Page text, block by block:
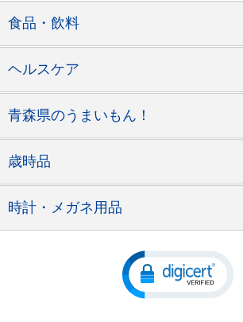
食品・飲料
ヘルスケア
青森県のうまいもん！
歳時品
時計・メガネ用品